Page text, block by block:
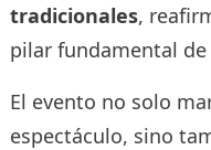
tradicionales,
pilar fundamental
El evento no solo
espectáculo, sino